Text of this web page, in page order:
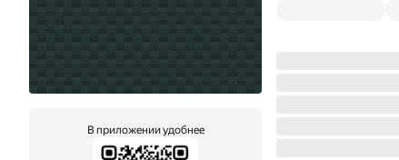
В приложении удобнее